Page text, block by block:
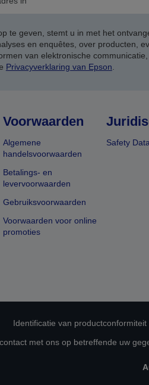
te geven, stemt u in met het
en enquêtes, over producten,
van elektronische
Privacyverklaring van Epson
Voorwaarden
Algemene
handelsvoorwaarden
Betalings- en
levervoorwaarden
Gebruiksvoorwaarden
Voorwaarden voor online
promoties
Safety
Identificatie van productconformiteit
met ons op betreffende uw